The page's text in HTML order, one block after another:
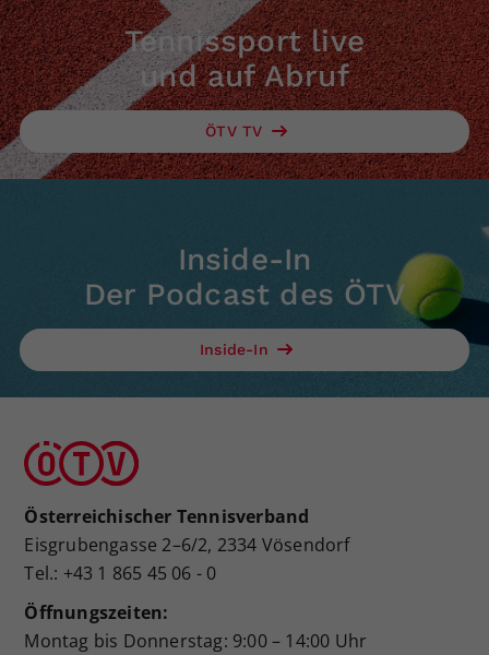
Tennissport live
und auf Abruf
ÖTV TV
Inside-In
Der Podcast des ÖTV
Inside-In
Österreichischer Tennisverband
Eisgrubengasse 2–6/2, 2334 Vösendorf
Tel.: +43 1 865 45 06 - 0
Öffnungszeiten:
Montag bis Donnerstag: 9:00 – 14:00 Uhr